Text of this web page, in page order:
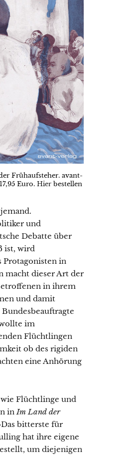
Frühaufsteher. avant-
Euro. Hierbestellen
und
Debatte über
ist, wird
Protagonisten in
macht dieser Art der
in ihrem
und damit
im
Flüchtlingen
ob des rigiden
eine Anhörung
Flüchtlinge und
inIm Land der
bitterste für
hat ihre eigene
um diejenigen